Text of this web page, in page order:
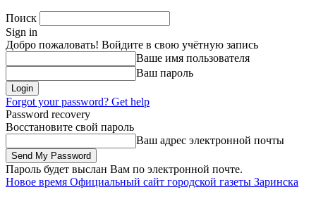
Поиск
Sign in
Добро пожаловать! Войдите в свою учётную запись
Ваше имя пользователя
Ваш пароль
Forgot your password? Get help
Password recovery
Восстановите свой пароль
Ваш адрес электронной почты
Пароль будет выслан Вам по электронной почте.
Новое время Официальный сайт городской газеты Заринска